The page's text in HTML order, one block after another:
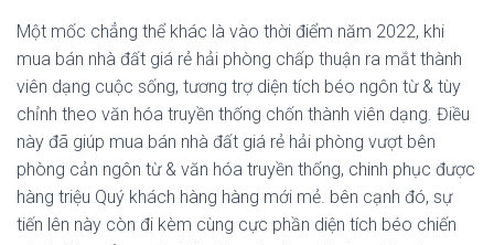
Một mốc chẳng thể khác là vào thời điểm năm 2022, khi
mua bán nhà đất giá rẻ hải phòng chấp thuận ra mắt thành
viên dạng cuộc sống, tương trợ diện tích béo ngôn từ & tùy
chỉnh theo văn hóa truyền thống chốn thành viên dạng. Điều
này đã giúp mua bán nhà đất giá rẻ hải phòng vượt bên
phòng cản ngôn từ & văn hóa truyền thống, chinh phục được
hàng triệu Quý khách hàng hàng mới mẻ. bên cạnh đó, sự
tiến lên này còn đi kèm cùng cực phần diện tích béo chiến